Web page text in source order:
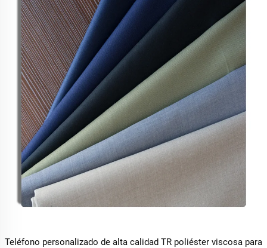
Teléfono personalizado de alta calidad TR poliéster viscosa para